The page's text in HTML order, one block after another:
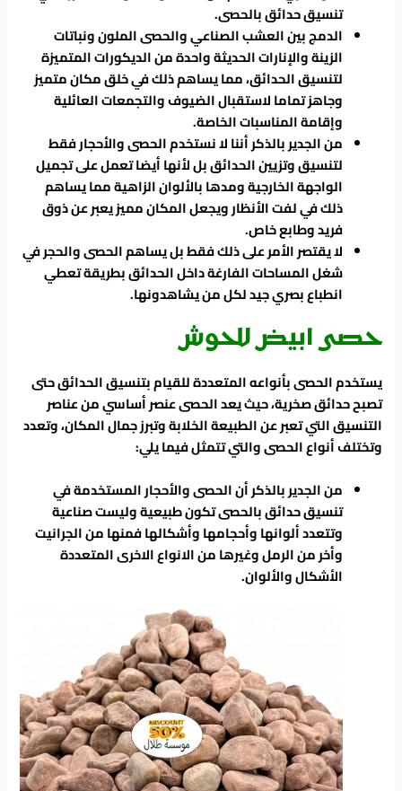
تنسيق حدائق بالحصى.
الدمج بين العشب الصناعي والحصى الملون ونباتات
الزينة والإنارات الحديثة واحدة من الديكورات المتميزة
لتنسيق الحدائق، مما يساهم ذلك في خلق مكان متميز
وجاهز تماما لاستقبال الضيوف والتجمعات العائلية
وإقامة المناسبات الخاصة.
من الجدير بالذكر أننا لا نستخدم الحصى والأحجار فقط
لتنسيق وتزيين الحدائق بل لأنها أيضا تعمل على تجميل
الواجهة الخارجية ومدها بالألوان الزاهية مما يساهم
ذلك في لفت الأنظار ويجعل المكان مميز يعبر عن ذوق
فريد وطابع خاص.
لا يقتصر الأمر على ذلك فقط بل يساهم الحصى والحجر في
شغل المساحات الفارغة داخل الحدائق بطريقة تعطي
انطباع بصري جيد لكل من يشاهدونها.
حصى ابيض للحوش
يستخدم الحصى بأنواعه المتعددة للقيام بتنسيق الحدائق حتى
تصبح حدائق صخرية، حيث يعد الحصى عنصر أساسي من عناصر
التنسيق التي تعبر عن الطبيعة الخلابة وتبرز جمال المكان، وتعدد
وتختلف أنواع الحصى والتي تتمثل فيما يلي:
من الجدير بالذكر أن الحصى والأحجار المستخدمة في
تنسيق حدائق بالحصى تكون طبيعية وليست صناعية
وتتعدد ألوانها وأحجامها وأشكالها فمنها من الجرانيت
وأخر من الرمل وغيرها من الانواع الاخرى المتعددة
الأشكال والألوان.